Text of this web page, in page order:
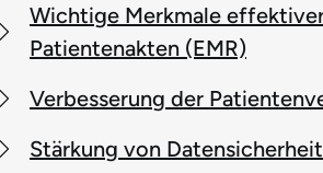
Wichtige Merkmale
Patientenakten (EMR)
Verbesserung der
Stärkung von